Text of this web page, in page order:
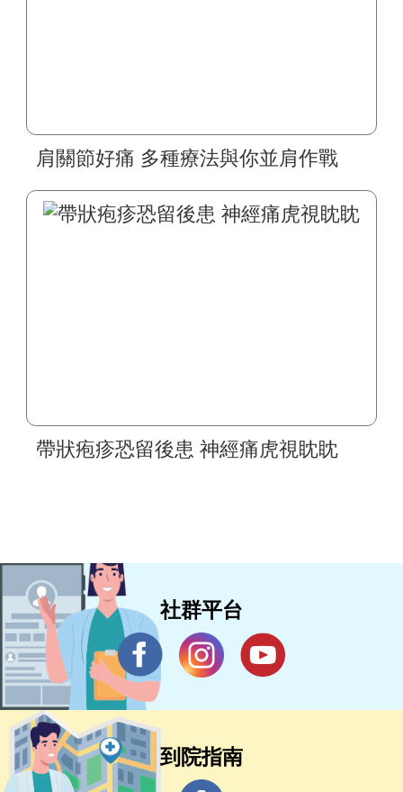
肩關節好痛 多種療法與你並肩作戰
帶狀疱疹恐留後患 神經痛虎視眈眈
社群平台
到院指南